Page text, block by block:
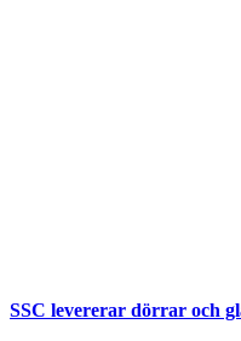
SSC levererar dörrar och